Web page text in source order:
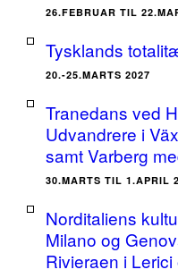
26.FEBRUAR TIL
Tysklands
20.-25.MARTS 2027
Tranedans ved
Udvandrere i
samt Varberg
30.MARTS TIL 1.APRIL
Norditaliens
Milano og
Rivieraen i